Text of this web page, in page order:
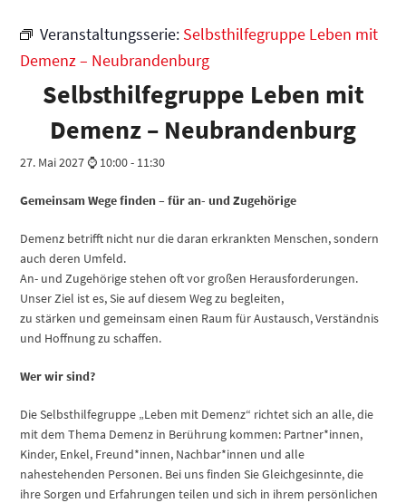
Veranstaltungsserie: Selbsthilfegruppe Leben mit
Demenz – Neubrandenburg
Selbsthilfegruppe Leben mit
Demenz – Neubrandenburg
27. Mai 2027 ⌚ 10:00- 11:30
Gemeinsam Wege finden – für an- und Zugehörige
Demenz betrifft nicht nur die daran erkrankten Menschen, sondern
auch deren Umfeld.
An- und Zugehörige stehen oft vor großen Herausforderungen.
Unser Ziel ist es, Sie auf diesem Weg zu begleiten,
zu stärken und gemeinsam einen Raum für Austausch, Verständnis
und Hoffnung zu schaffen.
Wer wir sind?
Die Selbsthilfegruppe „Leben mit Demenz“ richtet sich an alle, die
mit dem Thema Demenz in Berührung kommen: Partner*innen,
Kinder, Enkel, Freund*innen, Nachbar*innen und alle
nahestehenden Personen. Bei uns finden Sie Gleichgesinnte, die
ihre Sorgen und Erfahrungen teilen und sich in ihrem persönlichen